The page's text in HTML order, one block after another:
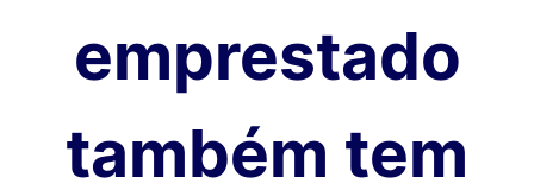
emprestado
também tem